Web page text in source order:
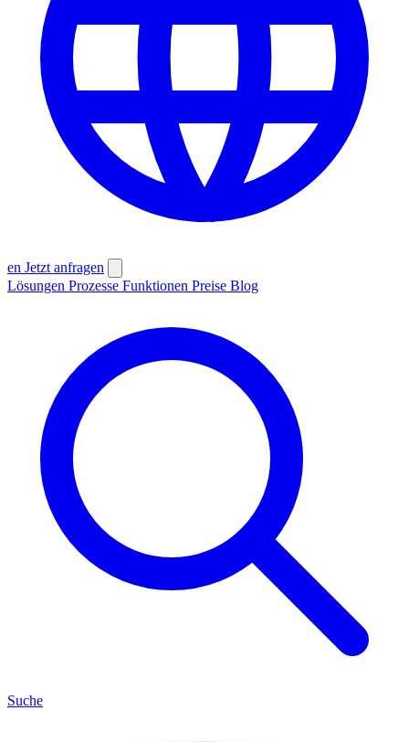
en Jetzt anfragen
Lösungen Prozesse Funktionen Preise Blog
Suche